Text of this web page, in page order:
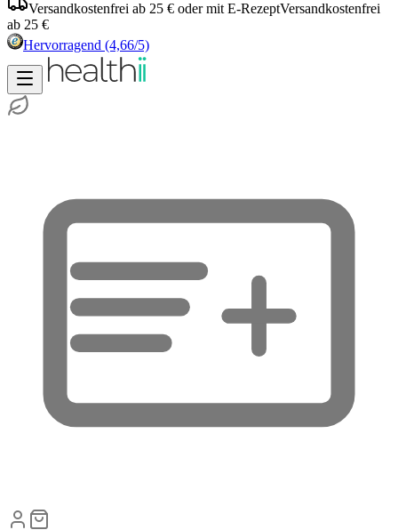
Versandkostenfrei ab 25 € oder mit E-RezeptVersandkostenfrei
ab 25 €
Hervorragend (4,66/5)